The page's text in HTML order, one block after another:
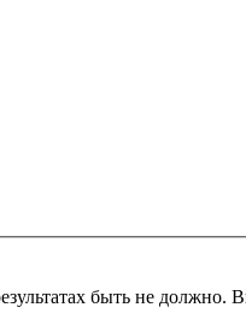
быть не должно.